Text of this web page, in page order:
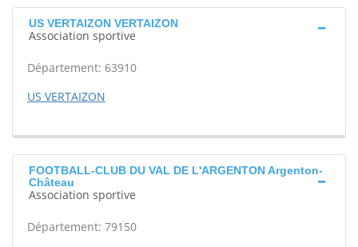
US VERTAIZON VERTAIZON
Association sportive
Département: 63910
US VERTAIZON
FOOTBALL-CLUB DU VAL DE L'ARGENTON Argenton-
Château
Association sportive
Département: 79150